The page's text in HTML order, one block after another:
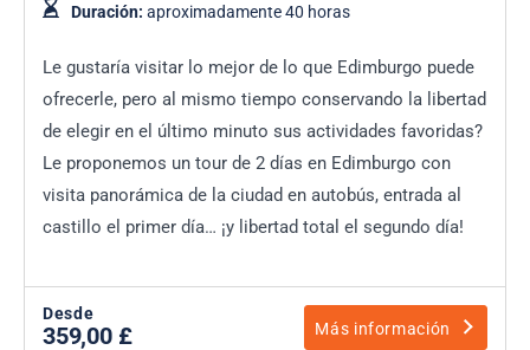
Duración: aproximadamente 40 horas
Le gustaría visitar lo mejor de lo que Edimburgo puede
ofrecerle, pero al mismo tiempo conservando la libertad
de elegir en el último minuto sus actividades favoridas?
Le proponemos un tour de 2 días en Edimburgo con
visita panorámica de la ciudad en autobús, entrada al
castillo el primer día… ¡y libertad total el segundo día!
Desde
359,00 £ Más información